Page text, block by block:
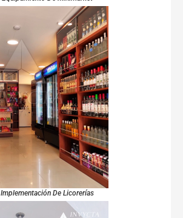
Implementación De Licorerías